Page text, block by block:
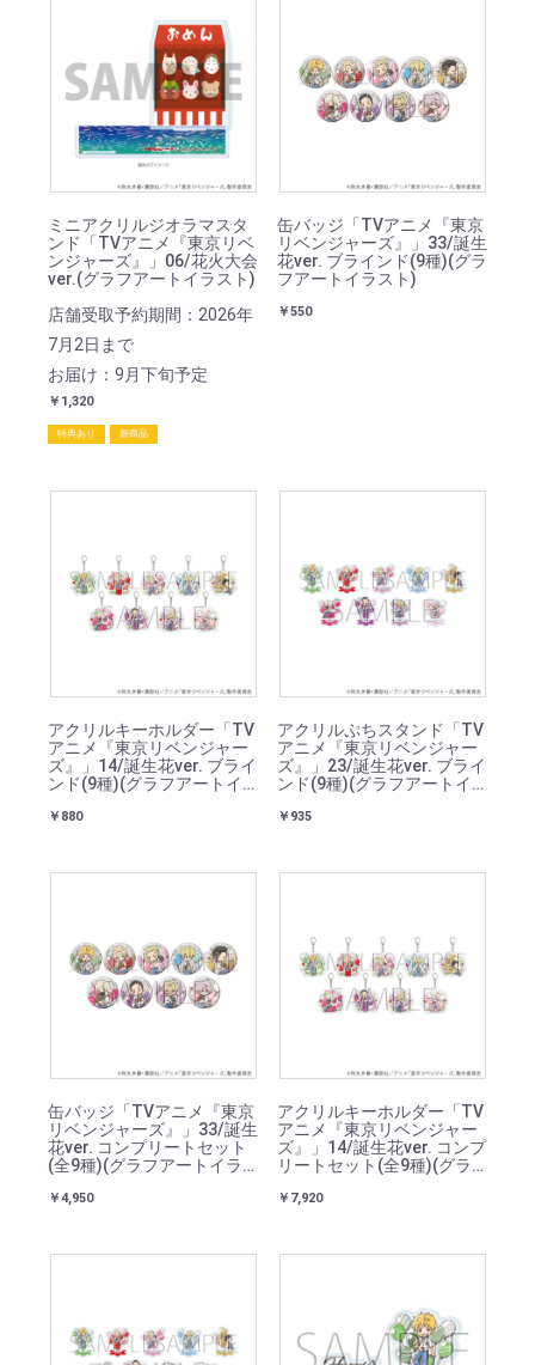
ミニアクリルジオラマスタ
ンド「TVアニメ『東京リベ
ンジャーズ』」06/花火大会
ver.(グラフアートイラスト)
店舗受取予約期間：2026年
7月2日まで
お届け：9月下旬予定
￥1,320
特典あり 新商品
缶バッジ「TVアニメ『東京
リベンジャーズ』」33/誕生
花ver. ブラインド(9種)(グラ
フアートイラスト)
￥550
アクリルキーホルダー「TV
アニメ『東京リベンジャー
ズ』」14/誕生花ver. ブライ
ンド(9種)(グラフアートイ
￥880
アクリルぷちスタンド「TV
アニメ『東京リベンジャー
ズ』」23/誕生花ver. ブライ
ンド(9種)(グラフアートイ
￥935
缶バッジ「TVアニメ『東京
リベンジャーズ』」33/誕生
花ver. コンプリートセット
(全9種)(グラフアートイラ
￥4,950
アクリルキーホルダー「TV
アニメ『東京リベンジャー
ズ』」14/誕生花ver. コンプ
リートセット(全9種)(グラ
￥7,920